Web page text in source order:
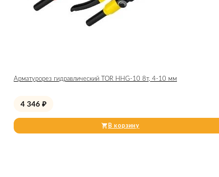
Арматурорез гидравлический TOR HHG-10 8т, 4-10 мм
4 346 ₽
В корзину